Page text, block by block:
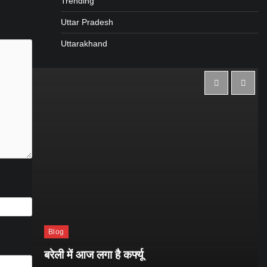
Uttar Pradesh
Uttarakhand
Blog
बरेली में आज लगा है कर्फ्यू